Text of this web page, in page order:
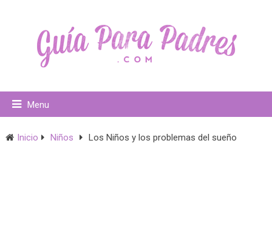
Menu
Inicio Niños Los Niños y los problemas del sueño